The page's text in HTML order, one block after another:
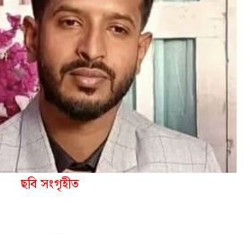
ছবি সংগৃহীত